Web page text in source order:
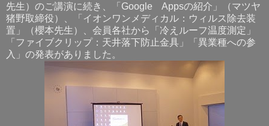
先生）のご講演に続き、「Google Appsの紹介」（マツヤ
猪野取締役）、「イオンワンメディカル：ウィルス除去装
置」（櫻本先生）、会員各社から「冷えルーフ温度測定」
「ファイブクリップ：天井落下防止金具」「異業種への参
入」の発表がありました。